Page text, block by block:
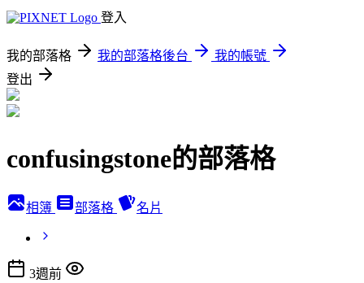
登入
我的部落格 我的部落格後台
我的帳號
登出
confusingstone的部落格
相簿 部落格 名片
3週前